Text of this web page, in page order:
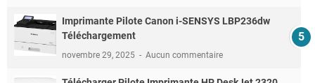
Imprimante Pilote Canon i-SENSYS LBP236dw
Téléchargement
novembre 29, 2025 Aucun commentaire